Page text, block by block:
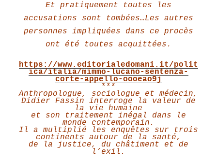
Et pratiquement toutes les
accusations sont tombées…Les autres
personnes impliquées dans ce procès
ont été toutes acquittées.
https://www.editorialedomani.it/polit
ica/italia/mimmo-lucano-sentenza-
corte-appello-oooeao9j
***
Anthropologue, sociologue et médecin,
Didier Fassin interroge la valeur de
la vie humaine
et son traitement inégal dans le
monde contemporain.
Il a multiplié les enquêtes sur trois
continents autour de la santé,
de la justice, du châtiment et de
l’exil.